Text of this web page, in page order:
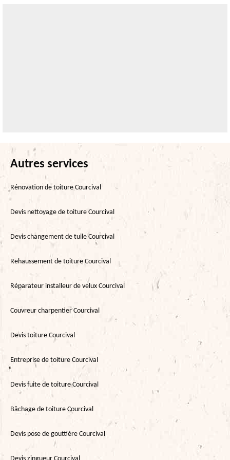
Autres services
Rénovation de toiture Courcival
Devis nettoyage de toiture Courcival
Devis changement de tuile Courcival
Rehaussement de toiture Courcival
Réparateur installeur de velux Courcival
Couvreur charpentier Courcival
Devis toiture Courcival
Entreprise de toiture Courcival
Devis fuite de toiture Courcival
Bâchage de toiture Courcival
Devis pose de gouttière Courcival